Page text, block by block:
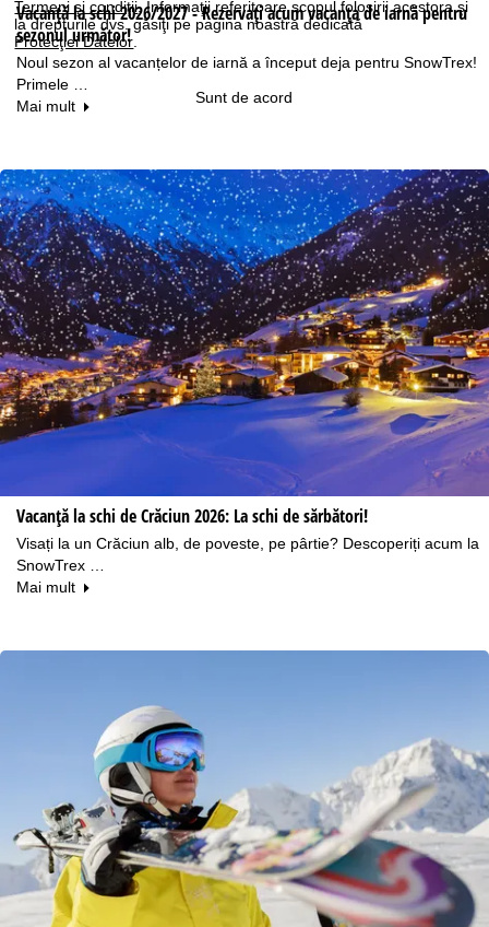
Termeni şi condiţii. Informaţii referitoare scopul folosirii acestora şi
la drepturile dvs. găsiţi pe pagina noastră dedicată
Protecţiei Datelor
Sunt de acord
Vacanță la schi 2026/2027 - Rezervați acum vacanța de iarnă pentru
sezonul următor!
Noul sezon al vacanțelor de iarnă a început deja pentru SnowTrex!
Primele …
Mai mult
Vacanță la schi de Crăciun 2026: La schi de sărbători!
Visați la un Crăciun alb, de poveste, pe pârtie? Descoperiți acum la
SnowTrex …
Mai mult